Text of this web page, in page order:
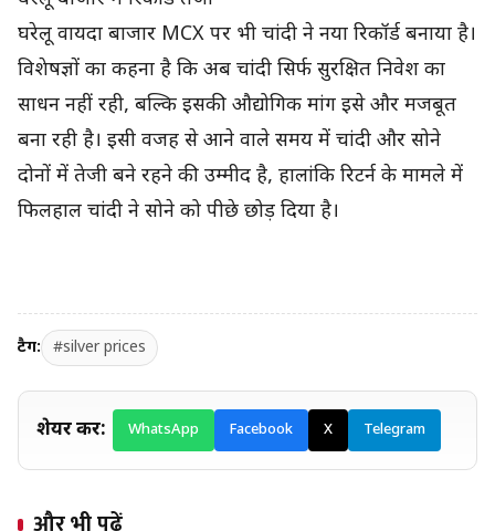
घरेलू वायदा बाजार MCX पर भी चांदी ने नया रिकॉर्ड बनाया है।
विशेषज्ञों का कहना है कि अब चांदी सिर्फ सुरक्षित निवेश का
साधन नहीं रही, बल्कि इसकी औद्योगिक मांग इसे और मजबूत
बना रही है। इसी वजह से आने वाले समय में चांदी और सोने
दोनों में तेजी बने रहने की उम्मीद है, हालांकि रिटर्न के मामले में
फिलहाल चांदी ने सोने को पीछे छोड़ दिया है।
टैग: #silver prices
शेयर करें: WhatsApp Facebook X Telegram